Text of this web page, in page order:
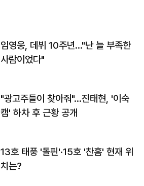
임영웅, 데뷔 10주년…"난 늘 부족한
사람이었다"
"광고주들이 찾아줘"…진태현, '이숙
캠' 하차 후 근황 공개
13호 태풍 '돌핀'·15호 '찬홈' 현재 위
치는?